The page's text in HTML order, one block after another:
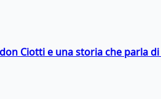
Ciotti e una storia che parla